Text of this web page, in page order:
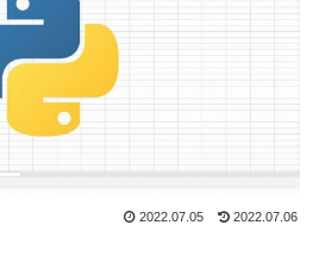
2022.07.06
2022.07.05